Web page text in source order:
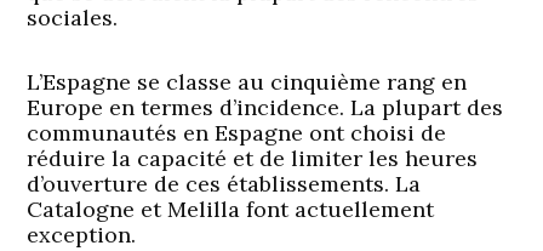
sociales.
L’Espagne se classe au cinquième rang en
Europe en termes d’incidence. La plupart des
communautés en Espagne ont choisi de
réduire la capacité et de limiter les heures
d’ouverture de ces établissements. La
Catalogne et Melilla font actuellement
exception.